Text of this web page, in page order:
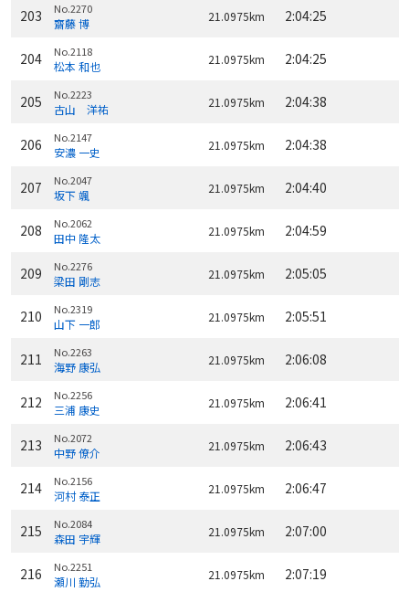
203 No.2270
齋藤 博 21.0975km 2:04:25
204 No.2118
松本 和也 21.0975km 2:04:25
205 No.2223
古山 洋祐 21.0975km 2:04:38
206 No.2147
安濃 一史 21.0975km 2:04:38
207 No.2047
坂下 颯 21.0975km 2:04:40
208 No.2062
田中 隆太 21.0975km 2:04:59
209 No.2276
梁田 剛志 21.0975km 2:05:05
210 No.2319
山下 一郎 21.0975km 2:05:51
211 No.2263
海野 康弘 21.0975km 2:06:08
212 No.2256
三浦 康史 21.0975km 2:06:41
213 No.2072
中野 僚介 21.0975km 2:06:43
214 No.2156
河村 泰正 21.0975km 2:06:47
215 No.2084
森田 宇輝 21.0975km 2:07:00
216 No.2251
瀬川 勤弘 21.0975km 2:07:19